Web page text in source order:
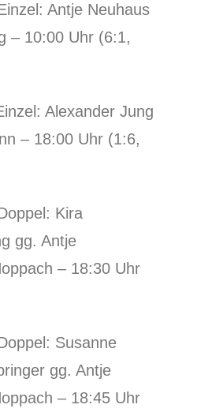
Antje Neuhaus
– 10:00 Uhr (6:1,
Alexander Jung
– 18:00 Uhr (1:6,
Kira
gg. Antje
– 18:30 Uhr
Susanne
gg. Antje
– 18:45 Uhr